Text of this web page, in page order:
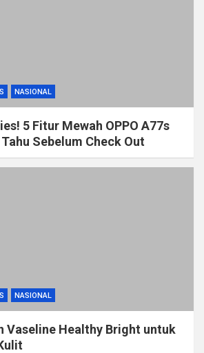
NASIONAL
5 Fitur Mewah OPPO A77s
Sebelum Check Out
NASIONAL
Vaseline Healthy Bright untuk